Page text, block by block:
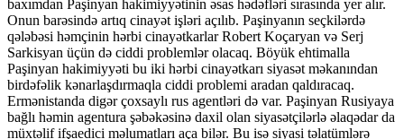
baxımdan Paşinyan hakimiyyətinin əsas hədəfləri sırasında yer alır.
Onun barəsində artıq cinayət işləri açılıb. Paşinyanın seçkilərdə
qələbəsi həmçinin hərbi cinayətkarlar Robert Koçaryan və Serj
Sarkisyan üçün də ciddi problemlər olacaq. Böyük ehtimalla
Paşinyan hakimiyyəti bu iki hərbi cinayətkarı siyasət məkanından
birdəfəlik kənarlaşdırmaqla ciddi problemi aradan qaldıracaq.
Ermənistanda digər çoxsaylı rus agentləri də var. Paşinyan Rusiyaya
bağlı həmin agentura şəbəkəsinə daxil olan siyasətçilərlə əlaqədar da
müxtəlif ifşaedici məlumatları aça bilər. Bu isə siyasi təlatümlərə